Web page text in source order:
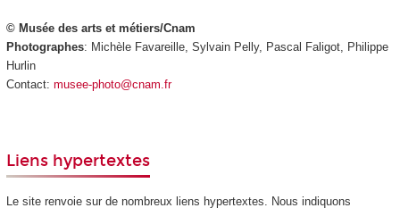
© Musée des arts et métiers/Cnam
Photographes: Michèle Favareille, Sylvain Pelly, Pascal Faligot, Philippe
Hurlin
Contact: musee-photo@cnam.fr
Liens hypertextes
Le site renvoie sur de nombreux liens hypertextes. Nous indiquons